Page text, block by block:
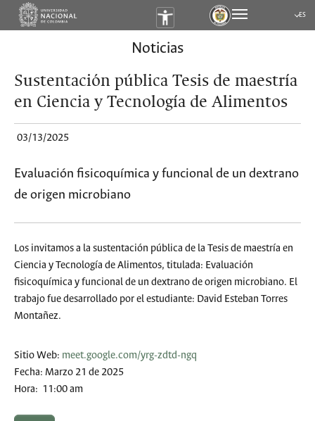
ES
Noticias
Sustentación pública Tesis de maestría
en Ciencia y Tecnología de Alimentos
03/13/2025
Evaluación fisicoquímica y funcional de un dextrano
de origen microbiano
Los invitamos a la sustentación pública de la Tesis de maestría en
Ciencia y Tecnología de Alimentos, titulada: Evaluación
fisicoquímica y funcional de un dextrano de origen microbiano. El
trabajo fue desarrollado por el estudiante: David Esteban Torres
Montañez.
Sitio Web: meet.google.com/yrg-zdtd-ngq
Fecha: Marzo 21 de 2025
Hora: 11:00 am